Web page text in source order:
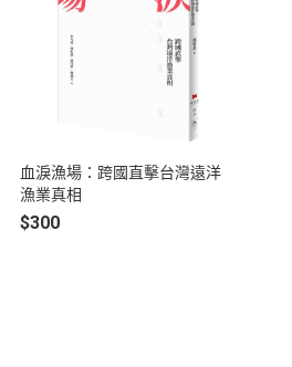
血淚漁場：跨國直擊台灣遠洋
漁業真相
$300